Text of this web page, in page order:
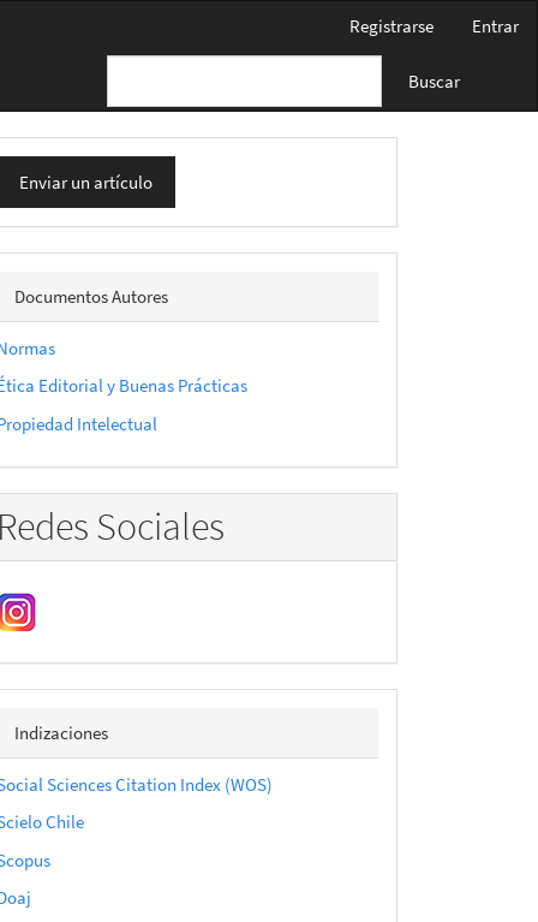
Registrarse Entrar
Buscar
Enviar un artículo
docautor
Documentos Autores
Editorial y Buenas Prácticas
Intelectual
Redes Sociales
indizaciones
Indizaciones
Sciences Citation Index (WOS)
Chile